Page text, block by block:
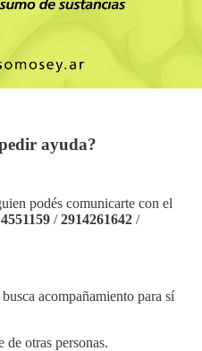
ayuda?
podés comunicarte con el
4551159 /2914261642 /
acompañamiento para sí
otras personas.